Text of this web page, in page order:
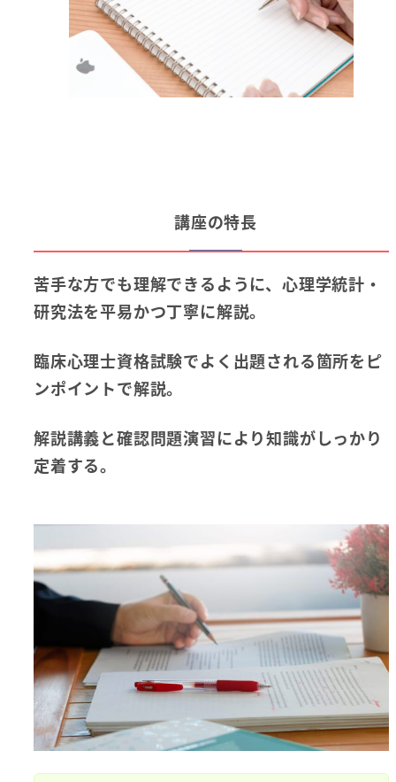
講座の特長
苦手な方でも理解できるように、心理学統計・
研究法を平易かつ丁寧に解説。
臨床心理士資格試験でよく出題される箇所をピ
ンポイントで解説。
解説講義と確認問題演習により知識がしっかり
定着する。